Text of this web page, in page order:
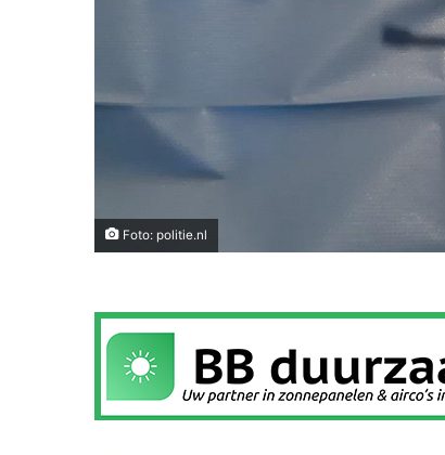
Foto: politie.nl